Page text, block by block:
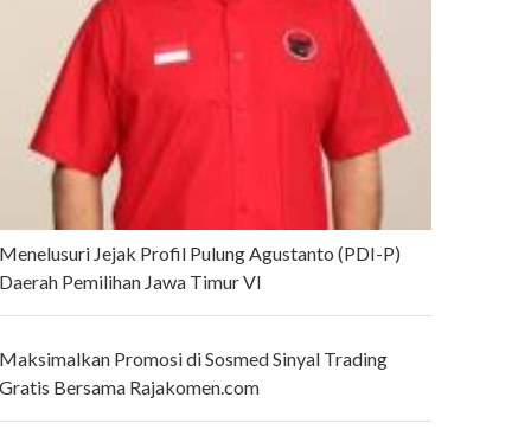
Jejak Profil Pulung Agustanto (PDI-P)
Pemilihan Jawa Timur VI
Promosi di Sosmed Sinyal Trading
Bersama Rajakomen.com